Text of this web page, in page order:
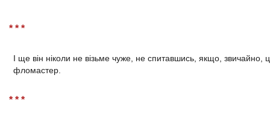
* * *
І ще він ніколи не візьме чуже, не спитавшись, якщо, звичайно,
фломастер.
* * *